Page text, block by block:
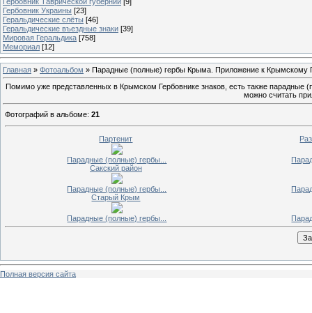
Гербовник Украины [23]
Геральдические слёты [46]
Геральдические въездные знаки [39]
Мировая Геральдика [758]
Мемориал [12]
Главная » Фотоальбом » Парадные (полные) гербы Крыма. Приложение к Крымскому
Помимо уже представленных в Крымском Гербовнике знаков, есть также
можно считать
Фотографий в альбоме: 21
Партенит
Парадные (полные) гербы...
Сакский район
Парадные (полные) гербы...
Старый Крым
Парадные (полные) гербы...
Полная версия сайта